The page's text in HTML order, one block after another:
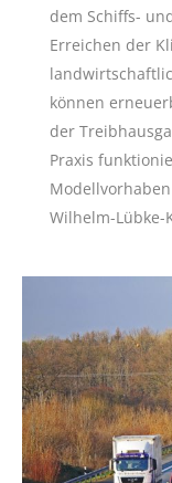
dem Schiffs-
Erreichen der
können
der
Praxis
Wilhelm-Lübke-